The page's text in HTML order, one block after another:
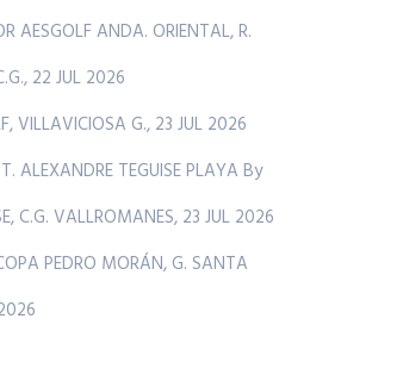
AESGOLF ANDA. ORIENTAL, R.
22 JUL 2026
VILLAVICIOSA G., 23 JUL 2026
ALEXANDRE TEGUISE PLAYA By
C.G. VALLROMANES, 23 JUL 2026
PEDRO MORÁN, G. SANTA